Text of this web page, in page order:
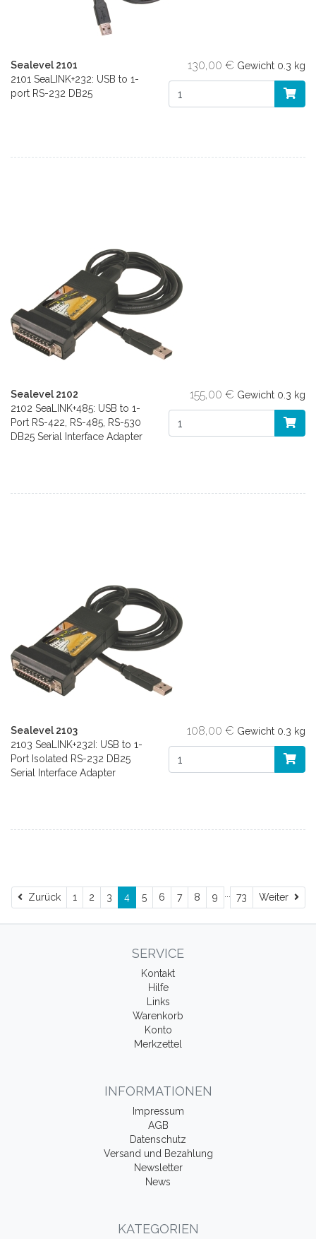
Sealevel 2101
2101 SeaLINK+232: USB to 1-
port RS-232 DB25
130,00 € Gewicht 0.3 kg
Sealevel 2102
2102 SeaLINK+485: USB to 1-
Port RS-422, RS-485, RS-530
DB25 Serial Interface Adapter
155,00 € Gewicht 0.3 kg
Sealevel 2103
2103 SeaLINK+232I: USB to 1-
Port Isolated RS-232 DB25
Serial Interface Adapter
108,00 € Gewicht 0.3 kg
ZurückZurück
1 2 3 4 5 6 7 8 9 73 Weiter
SERVICE
Kontakt
Hilfe
Links
Warenkorb
Konto
Merkzettel
INFORMATIONEN
Impressum
AGB
Datenschutz
Versand und Bezahlung
Newsletter
News
KATEGORIEN